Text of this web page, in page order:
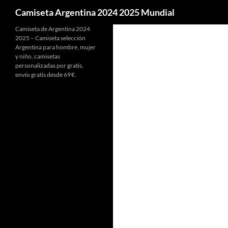
Camiseta Argentina 2024 2025 Mundial
Camiseta de Argentina 2024
2025 – Camiseta selección
Argentina para hombre, mujer
y niño, camisetas
personalizadas por gratis,
envío gratis desde 69 €.